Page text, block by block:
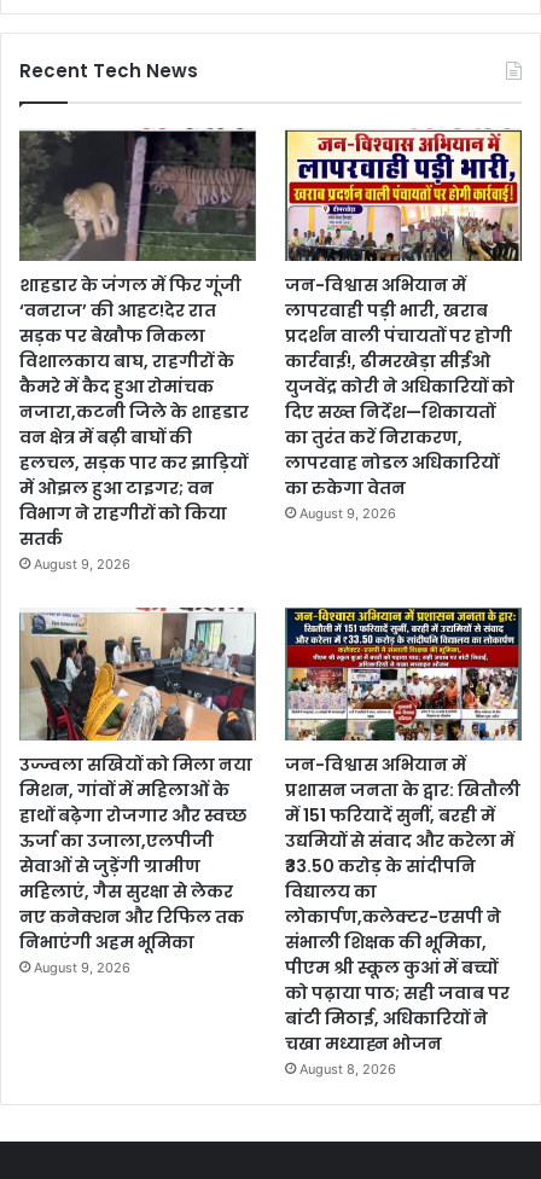
Recent Tech News
शाहडार के जंगल में फिर गूंजी
‘वनराज’ की आहट!देर रात
सड़क पर बेखौफ निकला
विशालकाय बाघ, राहगीरों के
कैमरे में कैद हुआ रोमांचक
नजारा,कटनी जिले के शाहडार
वन क्षेत्र में बढ़ी बाघों की
हलचल, सड़क पार कर झाड़ियों
में ओझल हुआ टाइगर; वन
विभाग ने राहगीरों को किया
सतर्क
August 9, 2026
जन-विश्वास अभियान में
लापरवाही पड़ी भारी, खराब
प्रदर्शन वाली पंचायतों पर होगी
कार्रवाई!, ढीमरखेड़ा सीईओ
युजवेंद्र कोरी ने अधिकारियों को
दिए सख्त निर्देश—शिकायतों
का तुरंत करें निराकरण,
लापरवाह नोडल अधिकारियों
का रुकेगा वेतन
August 9, 2026
उज्ज्वला सखियों को मिला नया
मिशन, गांवों में महिलाओं के
हाथों बढ़ेगा रोजगार और स्वच्छ
ऊर्जा का उजाला,एलपीजी
सेवाओं से जुड़ेंगी ग्रामीण
महिलाएं, गैस सुरक्षा से लेकर
नए कनेक्शन और रिफिल तक
निभाएंगी अहम भूमिका
August 9, 2026
जन-विश्वास अभियान में
प्रशासन जनता के द्वार: खितौली
में 151 फरियादें सुनीं, बरही में
उद्यमियों से संवाद और करेला में
₹33.50 करोड़ के सांदीपनि
विद्यालय का
लोकार्पण,कलेक्टर-एसपी ने
संभाली शिक्षक की भूमिका,
पीएम श्री स्कूल कुआं में बच्चों
को पढ़ाया पाठ; सही जवाब पर
बांटी मिठाई, अधिकारियों ने
चखा मध्याह्न भोजन
August 8, 2026